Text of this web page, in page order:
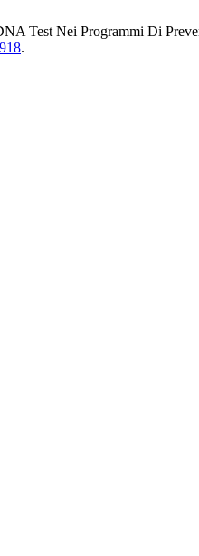
Test Nei Programmi Di
.